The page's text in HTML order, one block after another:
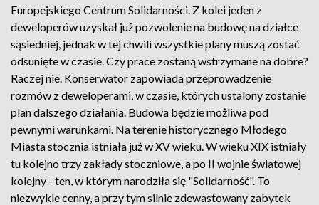
Europejskiego Centrum Solidarności. Z kolei jeden z
deweloperów uzyskał już pozwolenie na budowę na działce
sąsiedniej, jednak w tej chwili wszystkie plany muszą zostać
odsunięte w czasie. Czy prace zostaną wstrzymane na dobre?
Raczej nie. Konserwator zapowiada przeprowadzenie
rozmów z deweloperami, w czasie, których ustalony zostanie
plan dalszego działania. Budowa będzie możliwa pod
pewnymi warunkami. Na terenie historycznego Młodego
Miasta stocznia istniała już w XV wieku. W wieku XIX istniały
tu kolejno trzy zakłady stoczniowe, a po II wojnie światowej
kolejny - ten, w którym narodziła się "Solidarność". To
niezwykle cenny, a przy tym silnie zdewastowany zabytek